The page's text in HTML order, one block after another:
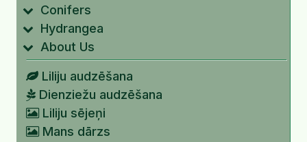
Conifers
Hydrangea
About Us
Liliju audzēšana
Dienziežu audzēšana
Liliju sējeņi
Mans dārzs